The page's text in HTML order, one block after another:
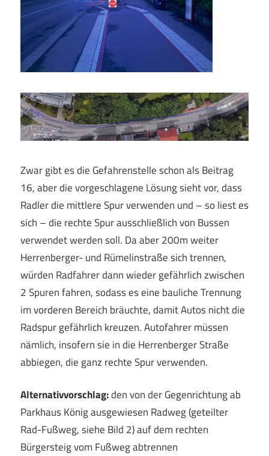
Zwar gibt es die Gefahrenstelle schon als Beitrag
16, aber die vorgeschlagene Lösung sieht vor, dass
Radler die mittlere Spur verwenden und – so liest es
sich – die rechte Spur ausschließlich von Bussen
verwendet werden soll. Da aber 200m weiter
Herrenberger- und Rümelinstraße sich trennen,
würden Radfahrer dann wieder gefährlich zwischen
2 Spuren fahren, sodass es eine bauliche Trennung
im vorderen Bereich bräuchte, damit Autos nicht die
Radspur gefährlich kreuzen. Autofahrer müssen
nämlich, insofern sie in die Herrenberger Straße
abbiegen, die ganz rechte Spur verwenden.
Alternativvorschlag:den von der Gegenrichtung ab
Parkhaus König ausgewiesen Radweg (geteilter
Rad-Fußweg, siehe Bild 2) auf dem rechten
Bürgersteig vom Fußweg abtrennen